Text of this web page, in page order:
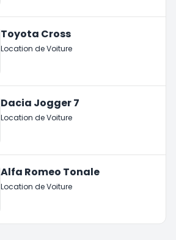
Toyota Cross
Location de Voiture
Dacia Jogger 7
Location de Voiture
Alfa Romeo Tonale
Location de Voiture